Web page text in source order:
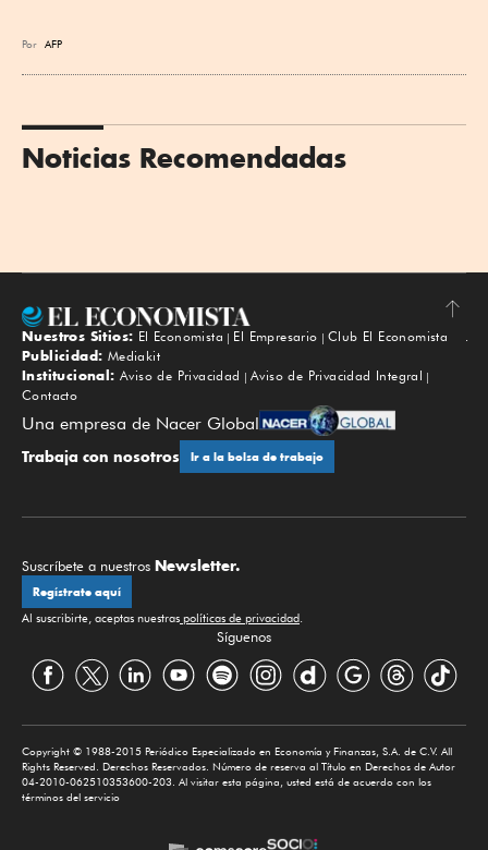
Por AFP
Noticias Recomendadas
Subir
Nuestros Sitios: El Economista El Empresario
Club El Economista
Publicidad: Mediakit
Institucional: Aviso de Privacidad
Aviso de Privacidad Integral
Contacto
Una empresa de Nacer Global
Trabaja con nosotros Ir a la bolsa de trabajo
Suscríbete a nuestros Newsletter.
Regístrate aquí
Al suscribirte, aceptas nuestras políticas de privacidad.
Síguenos
Copyright © 1988-2015 Periódico Especializado en Economía y Finanzas, S.A. de C.V. All
Rights Reserved. Derechos Reservados. Número de reserva al Título en Derechos de Autor
04-2010-062510353600-203. Al visitar esta página, usted está de acuerdo con los
términos del servicio